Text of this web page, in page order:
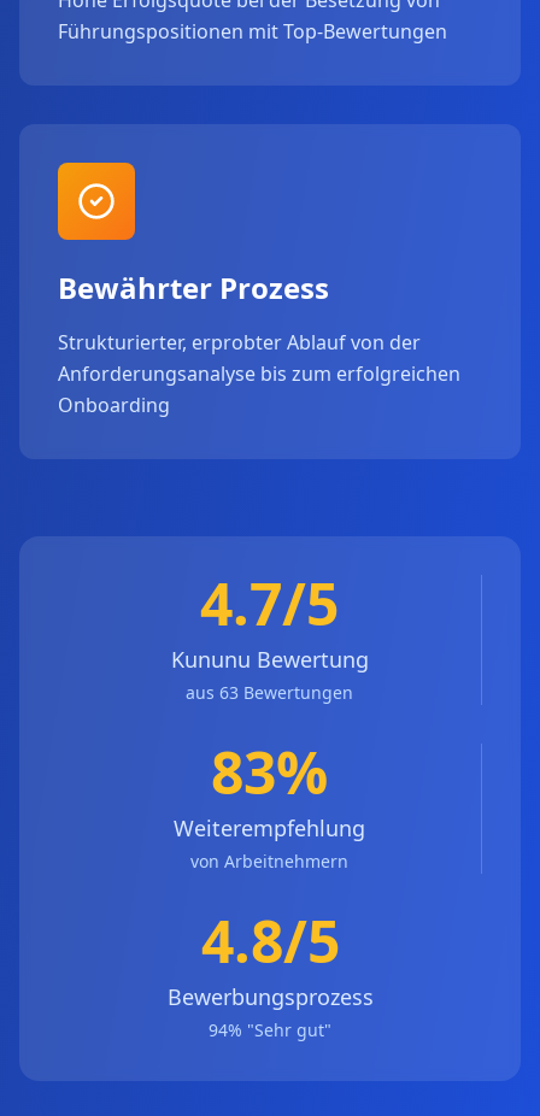
Führungspositionen mit Top-Bewertungen
Bewährter Prozess
Strukturierter, erprobter Ablauf von der
Anforderungsanalyse bis zum erfolgreichen
Onboarding
4.7/5
Kununu Bewertung
aus 63 Bewertungen
83%
Weiterempfehlung
von Arbeitnehmern
4.8/5
Bewerbungsprozess
94% "Sehr gut"